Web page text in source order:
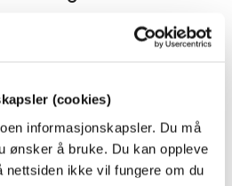
(cookies)
informasjonskapsler. Du må
ønsker å bruke. Du kan oppleve
nettsiden ikke vil fungere om du
til lag og organisasjonar.
finn du i